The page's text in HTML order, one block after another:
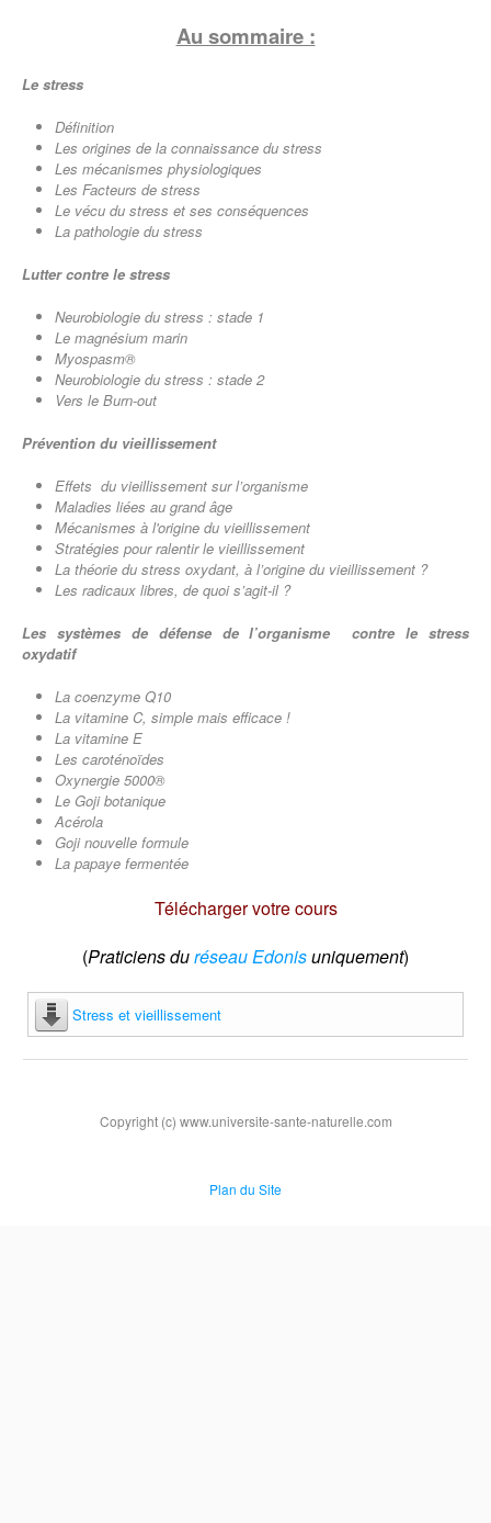
Au sommaire :
Le stress
Définition
Les origines de la connaissance du stress
Les mécanismes physiologiques
Les Facteurs de stress
Le vécu du stress et ses conséquences
La pathologie du stress
Lutter contre le stress
Neurobiologie du stress : stade 1
Le magnésium marin
Myospasm®
Neurobiologie du stress : stade 2
Vers le Burn-out
Prévention du vieillissement
Effets du vieillissement sur l’organisme
Maladies liées au grand âge
Mécanismes à l'origine du vieillissement
Stratégies pour ralentir le vieillissement
La théorie du stress oxydant, à l’origine du vieillissement ?
Les radicaux libres, de quoi s’agit-il ?
Les systèmes de défense de l’organisme contre le stress
oxydatif
La coenzyme Q10
La vitamine C, simple mais efficace !
La vitamine E
Les caroténoïdes
Oxynergie 5000®
Le Goji botanique
Acérola
Goji nouvelle formule
La papaye fermentée
Télécharger votre cours
(Praticiens duréseau Edonisuniquement)
Stress et vieillissement
Copyright (c) www.universite-sante-naturelle.com
Plan du Site